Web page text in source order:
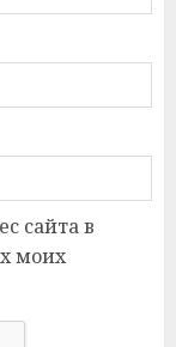
сайта в
моих